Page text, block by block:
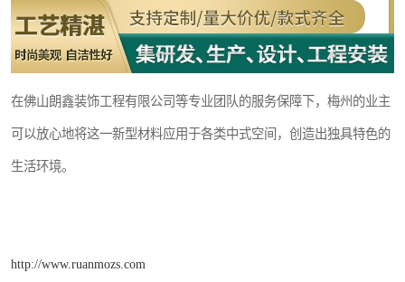
在佛山朗鑫装饰工程有限公司等专业团队的服务保障下，梅州的业主
可以放心地将这一新型材料应用于各类中式空间，创造出独具特色的
生活环境。
http://www.ruanmozs.com